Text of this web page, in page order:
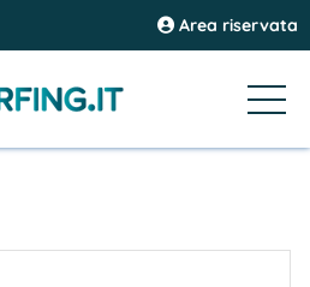
Area riservata